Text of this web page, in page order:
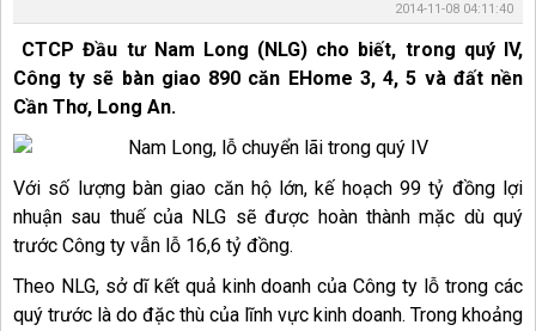
2014-11-08 04:11:40
CTCP Đầu tư Nam Long (NLG) cho biết, trong quý IV,
Công ty sẽ bàn giao 890 căn EHome 3, 4, 5 và đất nền
Cần Thơ, Long An.
Với số lượng bàn giao căn hộ lớn, kế hoạch 99 tỷ đồng lợi
nhuận sau thuế của NLG sẽ được hoàn thành mặc dù quý
trước Công ty vẫn lỗ 16,6 tỷ đồng.
Theo NLG, sở dĩ kết quả kinh doanh của Công ty lỗ trong các
quý trước là do đặc thù của lĩnh vực kinh doanh. Trong khoảng